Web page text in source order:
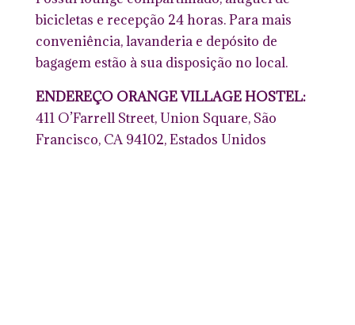
bicicletas e recepção 24 horas. Para mais
conveniência, lavanderia e depósito de
bagagem estão à sua disposição no local.
ENDEREÇO ORANGE VILLAGE HOSTEL:
411 O’Farrell Street, Union Square, São
Francisco, CA 94102, Estados Unidos